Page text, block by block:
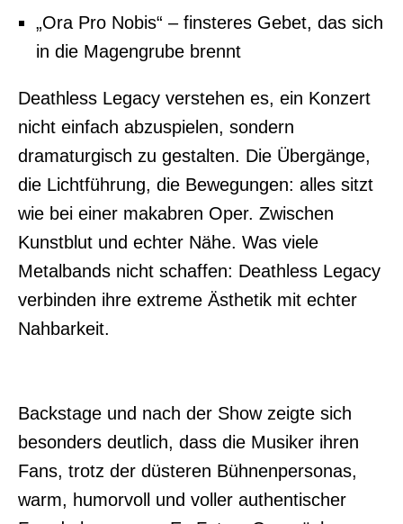
„Ora Pro Nobis“ – finsteres Gebet, das sich
in die Magengrube brennt
Deathless Legacy verstehen es, ein Konzert
nicht einfach abzuspielen, sondern
dramaturgisch zu gestalten. Die Übergänge,
die Lichtführung, die Bewegungen: alles sitzt
wie bei einer makabren Oper. Zwischen
Kunstblut und echter Nähe. Was viele
Metalbands nicht schaffen: Deathless Legacy
verbinden ihre extreme Ästhetik mit echter
Nahbarkeit.
Backstage und nach der Show zeigte sich
besonders deutlich, dass die Musiker ihren
Fans, trotz der düsteren Bühnenpersonas,
warm, humorvoll und voller authentischer